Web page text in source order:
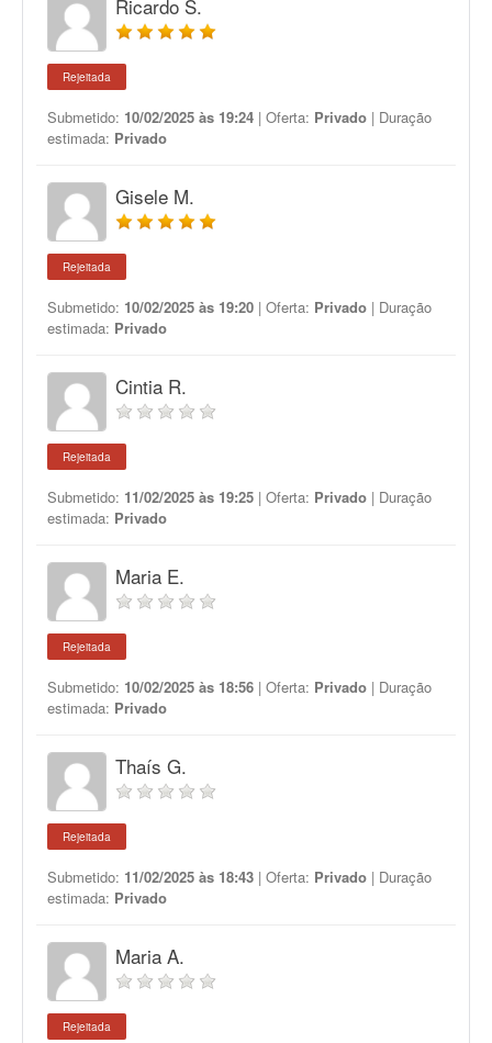
Ricardo S.
Rejeitada
Submetido: 10/02/2025 às 19:24 | Oferta: Privado | Duração
estimada: Privado
Gisele M.
Rejeitada
Submetido: 10/02/2025 às 19:20 | Oferta: Privado | Duração
estimada: Privado
Cintia R.
Rejeitada
Submetido: 11/02/2025 às 19:25 | Oferta: Privado | Duração
estimada: Privado
Maria E.
Rejeitada
Submetido: 10/02/2025 às 18:56 | Oferta: Privado | Duração
estimada: Privado
Thaís G.
Rejeitada
Submetido: 11/02/2025 às 18:43 | Oferta: Privado | Duração
estimada: Privado
Maria A.
Rejeitada